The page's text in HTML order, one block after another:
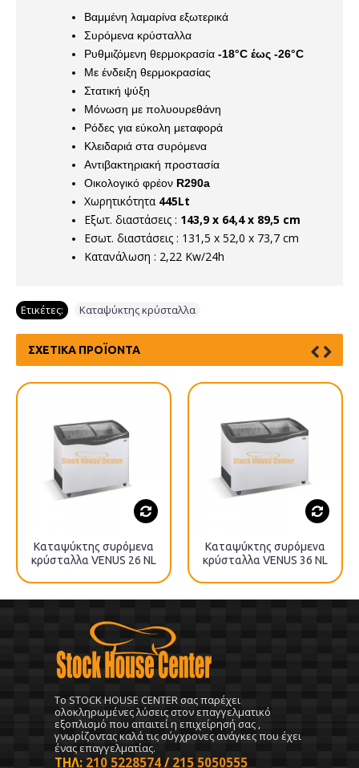
Βαμμένη λαμαρίνα εξωτερικά
Συρόμενα κρύσταλλα
Ρυθμιζόμενη θερμοκρασία -18°C έως -26°C
Με ένδειξη θερμοκρασίας
Στατική ψύξη
Μόνωση με πολυουρεθάνη
Ρόδες για εύκολη μεταφορά
Κλειδαριά στα συρόμενα
Αντιβακτηριακή προστασία
Οικολογικό φρέον R290a
Χωρητικότητα 445Lt
Εξωτ. διαστάσεις : 143,9 x 64,4 x 89,5 cm
Εσωτ. διαστάσεις : 131,5 x 52,0 x 73,7 cm
Κατανάλωση : 2,22 Kw/24h
Ετικέτες: Καταψύκτης κρύσταλλα
ΣΧΕΤΙΚΆ ΠΡΟΪΌΝΤΑ
Καταψύκτης συρόμενα
κρύσταλλα VENUS 26 NL
Καταψύκτης συρόμενα
κρύσταλλα VENUS 36 NL
To STOCK HOUSE CENTER σας παρέχει
ολοκληρωμένες λύσεις στον επαγγελματικό
εξοπλισμό που απαιτεί η επιχείρησή σας ,
γνωρίζοντας καλά τις σύγχρονες ανάγκες που έχει
ένας επαγγελματίας.
ΤΗΛ: 210 5228574 / 215 5050555